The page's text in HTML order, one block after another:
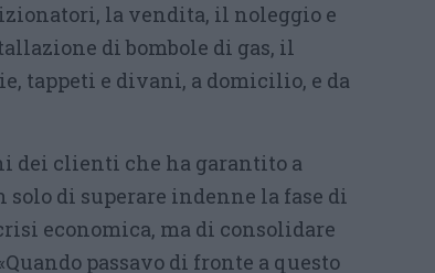
la vendita, il noleggio e
di bombole di gas, il
tappeti e divani, a domicilio, e da
dei clienti che ha garantito a
di superare indenne la fase di
economica, ma di consolidare
passavo di fronte a questo